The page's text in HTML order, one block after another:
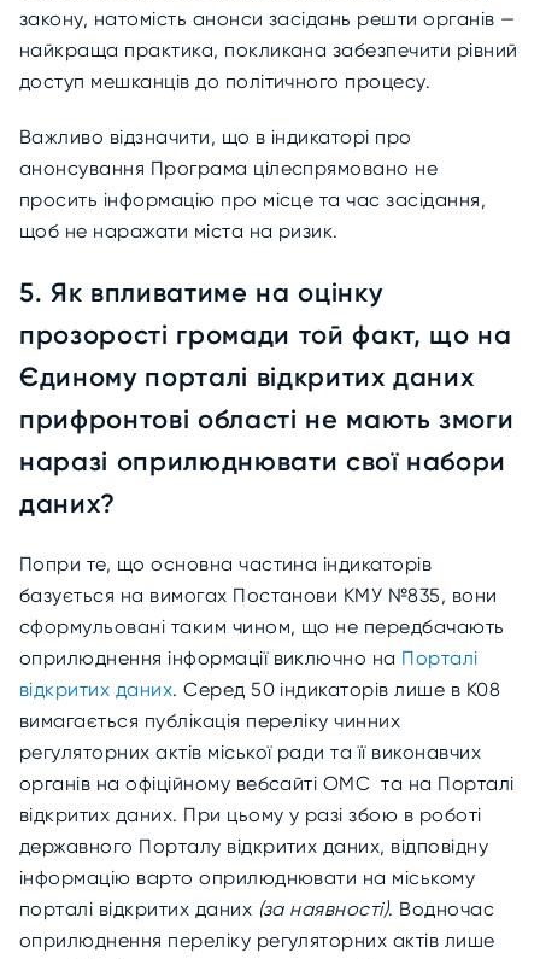
закону, натомість анонси засідань решти органів —
найкраща практика, покликана забезпечити рівний
доступ мешканців до політичного процесу.
Важливо відзначити, що в індикаторі про
анонсування Програма цілеспрямовано не
просить інформацію про місце та час засідання,
щоб не наражати міста на ризик.
5. Як впливатиме на оцінку
прозорості громади той факт, що на
Єдиному порталі відкритих даних
прифронтові області не мають змоги
наразі оприлюднювати свої набори
даних?
Попри те, що основна частина індикаторів
базується на вимогах Постанови КМУ №835, вони
сформульовані таким чином, що не передбачають
оприлюднення інформації виключно на Порталі
відкритих даних. Серед 50 індикаторів лише в К08
вимагається публікація переліку чинних
регуляторних актів міської ради та її виконавчих
органів на офіційному вебсайті ОМС та на Порталі
відкритих даних. При цьому у разі збою в роботі
державного Порталу відкритих даних, відповідну
інформацію варто оприлюднювати на міському
порталі відкритих даних (за наявності). Водночас
оприлюднення переліку регуляторних актів лише